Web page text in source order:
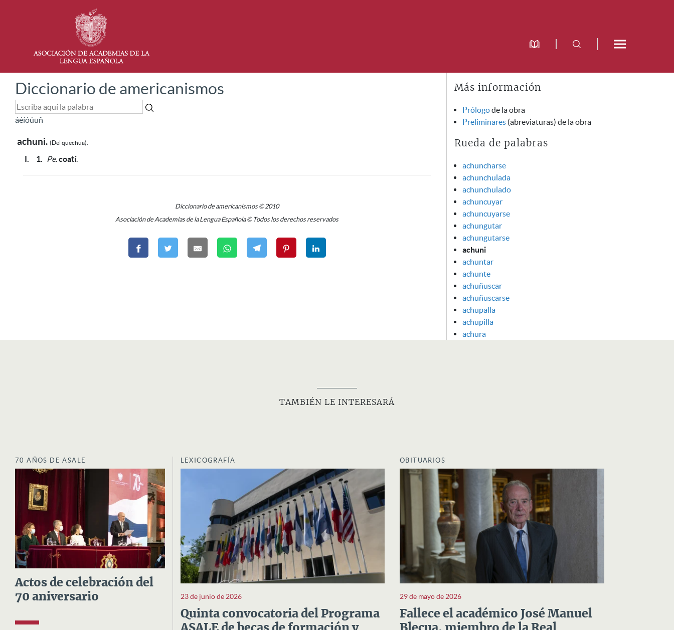
Diccionario de americanismos
áéíóúüñ
achuni. (Del quechua).
I. 1. Pe.coatí.
Diccionario de americanismos © 2010
Asociación de Academias de la Lengua Española © Todos los derechos reservados
Más información
Prólogode la obra
Preliminares (abreviaturas) de la obra
Rueda de palabras
achuncharse
achunchulada
achunchulado
achuncuyar
achuncuyarse
achungutar
achungutarse
achuni
achuntar
achunte
achuñuscar
achuñuscarse
achupalla
achupilla
achura
TAMBIÉN LE INTERESARÁ
70 AÑOS DE ASALE
Actos de celebración del
70 aniversario
LEXICOGRAFÍA
23 de junio de 2026
Quinta convocatoria del Programa
OBITUARIOS
29 de mayo de 2026
Fallece el académico José Manuel